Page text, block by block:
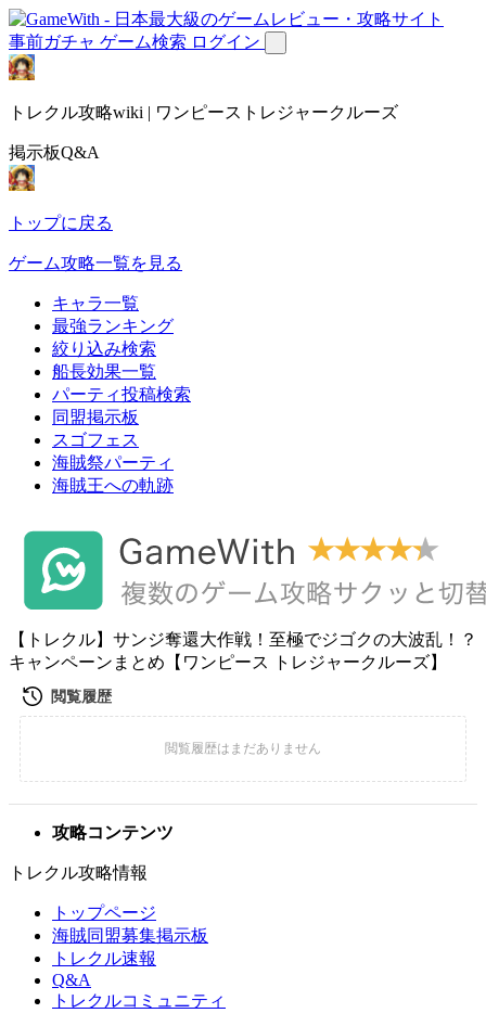
事前ガチャ ゲーム検索 ログイン
トレクル攻略wiki | ワンピーストレジャークルーズ
掲示板Q&A
トップに戻る
ゲーム攻略一覧を見る
キャラ一覧
最強ランキング
絞り込み検索
船長効果一覧
パーティ投稿検索
同盟掲示板
スゴフェス
海賊祭パーティ
海賊王への軌跡
【トレクル】サンジ奪還大作戦！至極でジゴクの大波乱！？
キャンペーンまとめ【ワンピース トレジャークルーズ】
攻略コンテンツ
トレクル攻略情報
トップページ
海賊同盟募集掲示板
トレクル速報
Q&A
トレクルコミュニティ